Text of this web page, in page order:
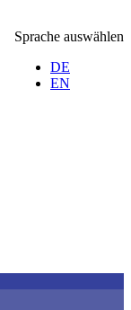
Sprache auswählen
DE
EN